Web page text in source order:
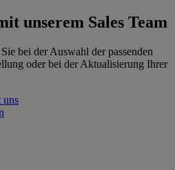
unserem Sales Team
bei der Auswahl der passenden
oder bei der Aktualisierung Ihrer
uns